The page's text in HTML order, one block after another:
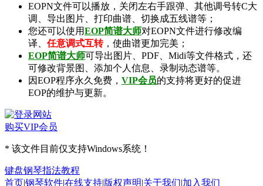
EOPN文件可以播放，关闭左右手跟弹、其他调号转C大
调、导出图片、打印曲谱、切换成五线谱等；
您还可以使用EOP简谱大师对EOPN文件进行修改编
译、 任意调式互转，使曲谱更加完美；
EOP简谱大师可导出 图片 PDF Midi等文件格式，还
可修改背景图、添加个人信息、录制 动态谱等。
因EOP程序永久免费， VIP会员的支持将更好的促进
EOP的维护与更新。
购买VIP会员
* 该文件目前仅支持Windows系统！
键盘钢琴指法教程
首页|钢琴软件|在线支持|版权声明|关于我们|加入我们